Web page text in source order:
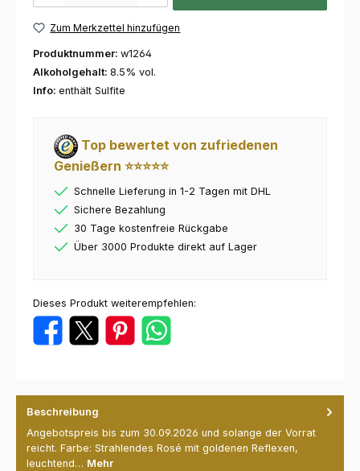
Zum Merkzettel hinzufügen
Produktnummer: w1264
Alkoholgehalt: 8.5% vol.
Info: enthält Sulfite
Top bewertet von zufriedenen
Genießern ⭐⭐⭐⭐⭐
Schnelle Lieferung in 1-2 Tagen mit DHL
Sichere Bezahlung
30 Tage kostenfreie Rückgabe
Über 3000 Produkte direkt auf Lager
Dieses Produkt weiterempfehlen:
Beschreibung
Angebotspreis bis zum 30.09.2026 und solange der Vorrat
reicht. Farbe: Strahlendes Rosé mit goldenen Reflexen,
leuchtend… Mehr